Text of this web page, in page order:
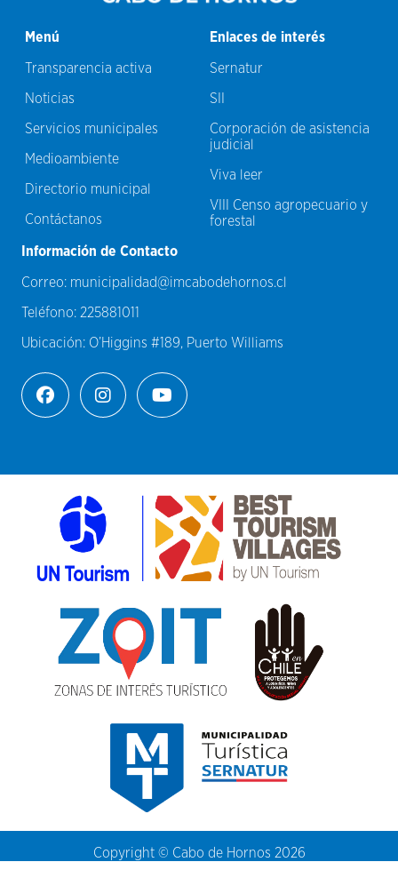
Menú
Transparencia activa
Noticias
Servicios municipales
Medioambiente
Directorio municipal
Contáctanos
Enlaces de interés
Sernatur
SII
Corporación de asistencia
judicial
Viva leer
VIII Censo agropecuario y
forestal
Información de Contacto
Correo: municipalidad@imcabodehornos.cl
Teléfono: 225881011
Ubicación: O’Higgins #189, Puerto Williams
Copyright © Cabo de Hornos 2026